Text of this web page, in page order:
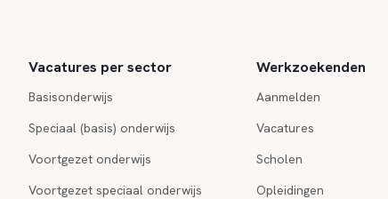
Vacatures per sector
Basisonderwijs
Speciaal (basis) onderwijs
Voortgezet onderwijs
Voortgezet speciaal onderwijs
Werkzoekenden
Aanmelden
Vacatures
Scholen
Opleidingen